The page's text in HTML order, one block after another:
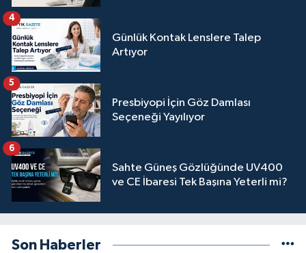
Günlük Kontak Lenslere Talep
Artıyor
4
Presbiyopi İçin Göz Damlası
Seçeneği Yayılıyor
5
Sahte Güneş Gözlüğünde UV400
ve CE İbaresi Tek Başına Yeterli mi?
6
Son Haberler